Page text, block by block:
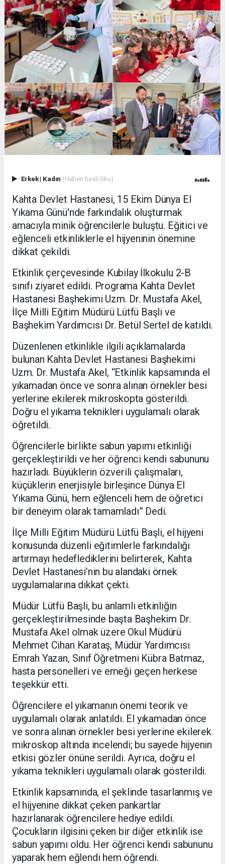
Erkek| Kadın (Haberi Sesli Oku)
Kahta Devlet Hastanesi, 15 Ekim Dünya El
Yıkama Günü'nde farkındalık oluşturmak
amacıyla minik öğrencilerle buluştu. Eğitici ve
eğlenceli etkinliklerle el hijyeninin önemine
dikkat çekildi.
Etkinlik çerçevesinde Kubilay İlkokulu 2-B
sınıfı ziyaret edildi. Programa Kahta Devlet
Hastanesi Başhekimi Uzm. Dr. Mustafa Akel,
İlçe Milli Eğitim Müdürü Lütfü Başli ve
Başhekim Yardımcısı Dr. Betül Sertel de katıldı.
Düzenlenen etkinlikle ilgili açıklamalarda
bulunan Kahta Devlet Hastanesi Başhekimi
Uzm. Dr. Mustafa Akel, “Etkinlik kapsamında el
yıkamadan önce ve sonra alınan örnekler besi
yerlerine ekilerek mikroskopta gösterildi.
Doğru el yıkama teknikleri uygulamalı olarak
öğretildi.
Öğrencilerle birlikte sabun yapımı etkinliği
gerçekleştirildi ve her öğrenci kendi sabununu
hazırladı. Büyüklerin özverili çalışmaları,
küçüklerin enerjisiyle birleşince Dünya El
Yıkama Günü, hem eğlenceli hem de öğretici
bir deneyim olarak tamamladı” Dedi.
İlçe Milli Eğitim Müdürü Lütfü Başli, el hijyeni
konusunda düzenli eğitimlerle farkındalığı
artırmayı hedeflediklerini belirterek, Kahta
Devlet Hastanesi’nin bu alandaki örnek
uygulamalarına dikkat çekti.
Müdür Lütfü Başli, bu anlamlı etkinliğin
gerçekleştirilmesinde başta Başhekim Dr.
Mustafa Akel olmak üzere Okul Müdürü
Mehmet Cihan Karataş, Müdür Yardımcısı
Emrah Yazan, Sınıf Öğretmeni Kübra Batmaz,
hasta personelleri ve emeği geçen herkese
teşekkür etti.
Öğrencilere el yıkamanın önemi teorik ve
uygulamalı olarak anlatıldı. El yıkamadan önce
ve sonra alınan örnekler besi yerlerine ekilerek
mikroskop altında incelendi; bu sayede hijyenin
etkisi gözler önüne serildi. Ayrıca, doğru el
yıkama teknikleri uygulamalı olarak gösterildi.
Etkinlik kapsamında, el şeklinde tasarlanmış ve
el hijyenine dikkat çeken pankartlar
hazırlanarak öğrencilere hediye edildi.
Çocukların ilgisini çeken bir diğer etkinlik ise
sabun yapımı oldu. Her öğrenci kendi sabununu
yaparak hem eğlendi hem öğrendi.